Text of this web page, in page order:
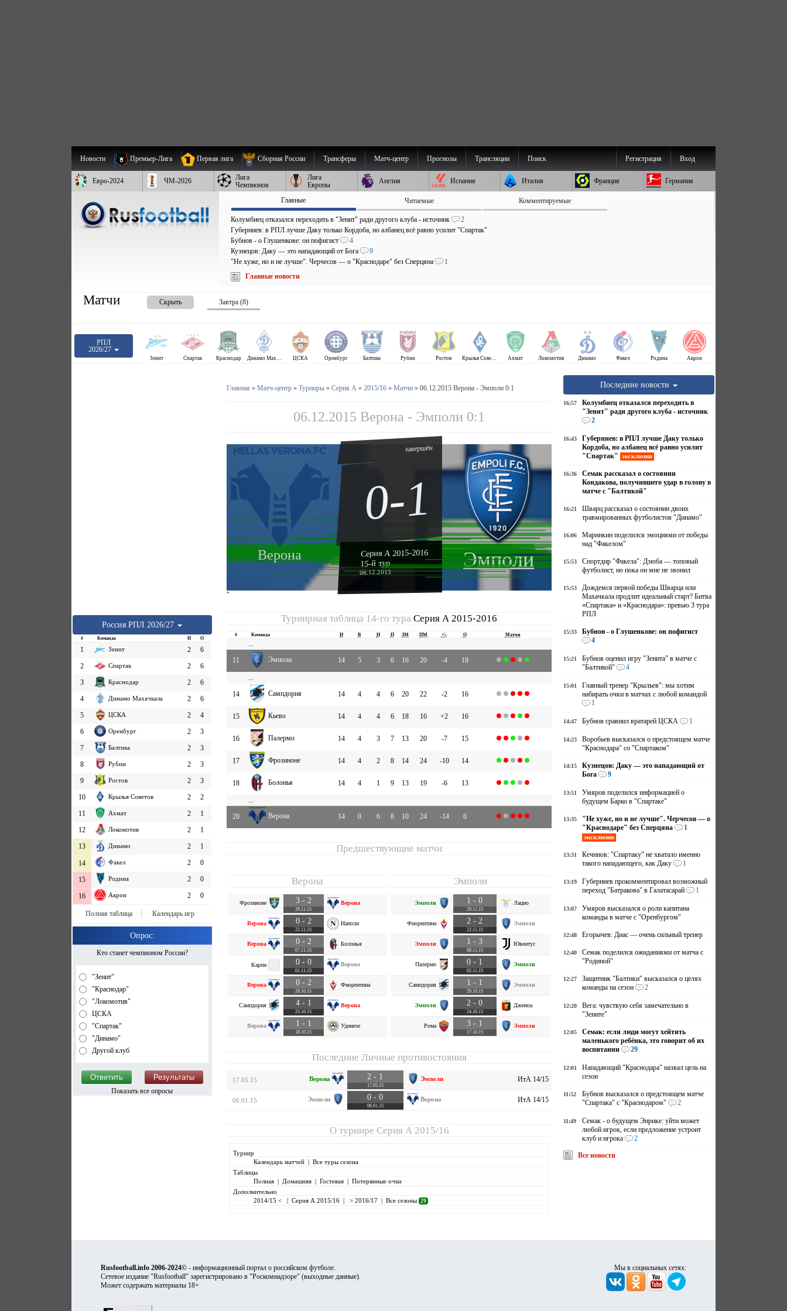
Новости Премьер-Лига Первая лига Сборная России Трансферы Матч-центр Прогнозы Трансляции Поиск Вход
Регистрация
Евро-2024 ЧМ-2026
Лига
Чемпионов
Лига
Европы
Англия Испания Италия Франция Германия
Главные Читаемые Комментируемые
Колумбиец отказался переходить в "Зенит" ради другого клуба - источник
2
Губерниев: в РПЛ лучше Даку только Кордоба, но албанец всё равно усилит "Спартак"
Бубнов - о Глушенкове: он пофигист
4
Кузнецов: Даку — это нападающий от Бога
9
"Не хуже, но и не лучше". Черчесов — о "Краснодаре" без Сперцяна
1
Главные новости
Матчи Скрыть Завтра (8)
РПЛ
2026/27
Зенит Спартак Краснодар Динамо Махачкала ЦСКА Оренбург Балтика Рубин Ростов Крылья Советов Ахмат Локомотив Динамо Факел Родина Акрон
Россия РПЛ 2026/27
# Команда И О
1 Зенит 2
6
2
Спартак 2
6
3
Краснодар 2
6
4
Динамо Махачкала 2
6
5
ЦСКА 2
4
6
Оренбург 2
3
7
Балтика 2
3
8
Рубин 2
3
9
Ростов 2
3
10
Крылья Советов 2
2
11
Ахмат 2
1
12
Локомотив 2
1
13
Динамо 2 1
14 Факел 2 0
15 Родина 2 0
16 Акрон 2 0
Полная таблица Календарь игр
Опрос:
Кто станет чемпионом России?
"Зенит"
"Краснодар"
"Локомотив"
ЦСКА
"Спартак"
"Динамо"
Другой клуб
Показать все опросы
Главная » Матч-центр» Турниры» Серия А» 2015/16» Матчи» 06.12.2015 Верона - Эмполи 0:1
06.12.2015 Верона - Эмполи 0:1
Верона Эмполи
завершён
0-1
Серия А 2015-2016
15-й тур
06.12.2015
''
Турнирная таблица 14-го тураСерия А 2015-2016
# Команда И В Н П ЗМ ПМ +|- О Матчи
...
11
Эмполи 14 5 3 6 16 20 -4 18
...
14
Сампдория 14 4 4 6 20 22 -2 16
15 Кьево 14 4 4 6 18 16 +2 16
16 Палермо 14 4 3 7 13 20 -7 15
17 Фрозиноне 14 4 2 8 14 24 -10 14
18 Болонья 14 4 1 9 13 19 -6 13
...
20
Верона 14 0 6 8 10 24 -14 6
Предшествующие матчи
Верона
Фрозиноне 3 - 2
29.11.15
Верона
Верона 0 - 2
22.11.15
Наполи
Верона 0 - 2
07.11.15
Болонья
Карпи 0 - 0
01.11.15
Верона
Верона 0 - 2
28.10.15
Фиорентина
Сампдория 4 - 1
25.10.15
Верона
Верона 1 - 1
18.10.15
Удинезе
Эмполи
Эмполи 1 - 0
29.11.15
Лацио
Фиорентина 2 - 2
22.11.15
Эмполи
Эмполи 1 - 3
08.11.15
Ювентус
Палермо 0 - 1
02.11.15
Эмполи
Сампдория 1 - 1
29.10.15
Эмполи
Эмполи 2 - 0
24.10.15
Дженоа
Рома 3 - 1
17.10.15
Эмполи
Последние Личные противостояния
17.05.15 Верона 2 - 1
17.05.15
Эмполи ИтА 14/15
06.01.15 Эмполи 0 - 0
06.01.15
Верона ИтА 14/15
О турнире Серия А 2015/16
Турнир
Календарь матчей| Все туры сезона
Таблицы
Полная| Домашняя| Гостевая| Потерянные очки
Дополнительно
2014/15 <
| Серия А 2015/16| > 2016/17| Все сезоны 29
Последние новости
16:57
Колумбиец отказался переходить в
"Зенит" ради другого клуба - источник
2
16:43
Губерниев: в РПЛ лучше Даку только
Кордоба, но албанец всё равно усилит
"Спартак"
эксклюзив
16:36
Семак рассказал о состоянии
Кондакова, получившего удар в голову в
матче с "Балтикой"
16:21
Шварц рассказал о состоянии двоих
травмированных футболистов "Динамо"
16:06
Маринкин поделился эмоциями от победы
над "Факелом"
15:53
Спортдир "Факела": Дзюба — топовый
футболист, но пока он мне не звонил
15:53
Дождемся первой победы Шварца или
Махачкала продлит идеальный старт? Битва
«Спартака» и «Краснодара»: превью 3 тура
РПЛ
15:33
Бубнов - о Глушенкове: он пофигист
4
15:21
Бубнов оценил игру "Зенита" в матче с
"Балтикой"
4
15:01
Главный тренер "Крыльев": мы хотим
набирать очки в матчах с любой командой
1
14:47 Бубнов сравнил вратарей ЦСКА 1
14:23
Воробьев высказался о предстоящем матче
"Краснодара" со "Спартаком"
14:15
Кузнецов: Даку — это нападающий от
Бога
9
13:51
Умяров поделился информацией о
будущем Барко в "Спартаке"
13:35
"Не хуже, но и не лучше". Черчесов — о
"Краснодаре" без Сперцяна
1
эксклюзив
13:31
Кечинов: "Спартаку" не хватало именно
такого нападающего, как Даку
1
13:19
Губерниев прокомментировал возможный
переход "Батракова" в Галатасарай
1
13:07
Умяров высказался о роли капитана
команды в матче с "Оренбургом"
12:48 Егорычев: Диас — очень сильный тренер
12:40
Семак поделился ожиданиями от матча с
"Родиной"
12:27
Защитник "Балтики" высказался о целях
команды на сезон
2
12:20
Вега: чувствую себя замечательно в
"Зените"
12:05
Семак: если люди могут хейтить
маленького ребёнка, это говорит об их
воспитании
29
12:01
Нападающий "Краснодара" назвал цель на
сезон
11:52
Бубнов высказался о предстоящем матче
"Спартака" с "Краснодаром"
2
11:49
Семак - о будущем Энрике: уйти может
любой игрок, если предложение устроит
клуб и игрока
2
Все новости
Rusfootball.info 2006-2024© - информационный портал о российском футболе.
Сетевое издание "Rusfootball" зарегистрировано в "Роскомнадзоре" (выходные данные).
Может содержать материалы 18+
Мы в социальных сетях: